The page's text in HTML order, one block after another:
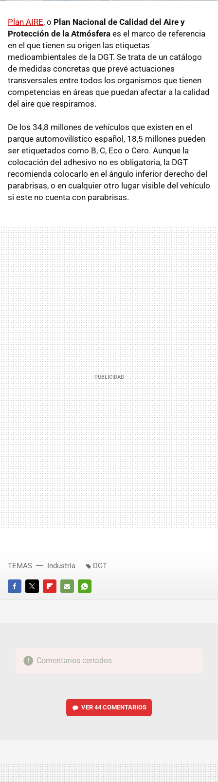
Plan AIRE, o Plan Nacional de Calidad del Aire y
Protección de la Atmósfera es el marco de referencia
en el que tienen su origen las etiquetas
medioambientales de la DGT. Se trata de un catálogo
de medidas concretas que prevé actuaciones
transversales entre todos los organismos que tienen
competencias en áreas que puedan afectar a la calidad
del aire que respiramos.
De los 34,8 millones de vehículos que existen en el
parque automovilístico español, 18,5 millones pueden
ser etiquetados como B, C, Eco o Cero. Aunque la
colocación del adhesivo no es obligatoria, la DGT
recomienda colocarlo en el ángulo inferior derecho del
parabrisas, o en cualquier otro lugar visible del vehículo
si este no cuenta con parabrisas.
FACEBOOKTWITTERFLIPBOARD
E-
WHATSAPP
TEMAS Industria DGT
Comentarios cerrados
VER 44 COMENTARIOS